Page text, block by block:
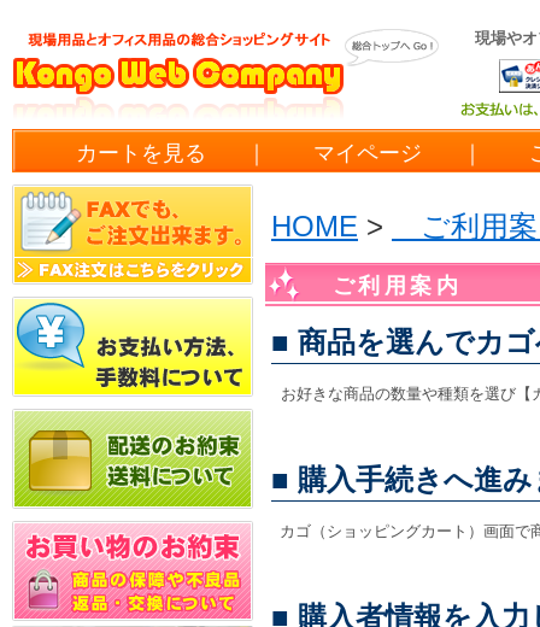
現場や
カートを見る マイページ
HOME > ご利用
ご利用案内
■ 商品を選んでカ
お好きな商品の数量や種類を選び
■ 購入手続きへ進
カゴ（ショッピングカート）画面で
■ 購入者情報を入